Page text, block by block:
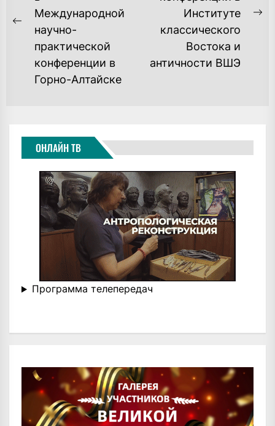
Previous
post:
Международной
научно-
практической
конференции в
Горно-Алтайске
Институте
классического
Востока и
античности ВШЭ
ОНЛАЙН ТВ
Программа телепередач